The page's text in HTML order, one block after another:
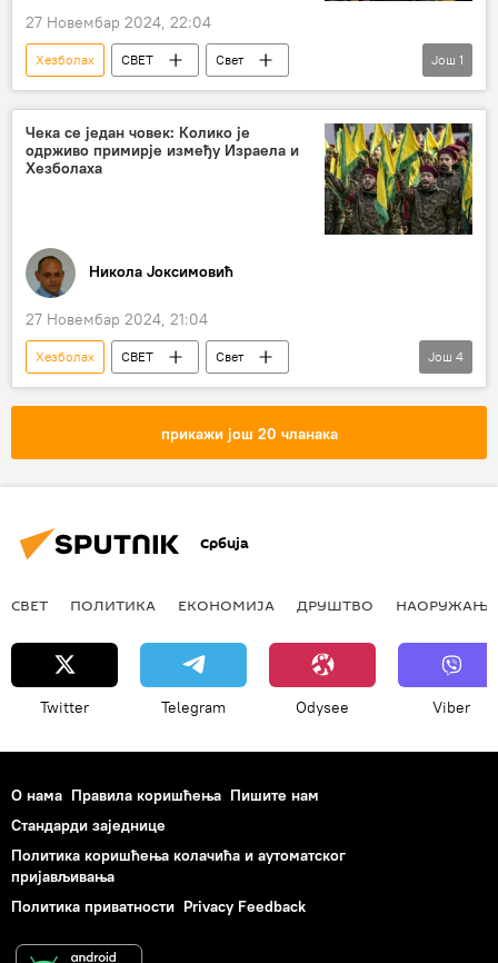
27 Новембар 2024, 22:04
Хезболах СВЕТ
Свет
Свет – политика
Још 1
Чека се један човек: Колико је
одрживо примирје између Израела и
Хезболаха
Никола Јоксимовић
27 Новембар 2024, 21:04
Хезболах СВЕТ
Свет
Свет – политика
Израел
Либан
Још 4
прикажи још 20 чланака
Србија
СВЕТ ПОЛИТИКА ЕКОНОМИЈА ДРУШТВО НАОРУЖАЊЕ
Twitter Telegram Odysee Viber
О нама Правила коришћења Пишите нам
Стандарди заједнице
Политика коришћења колачића и аутоматског
пријављивања
Политика приватности Privacy Feedback